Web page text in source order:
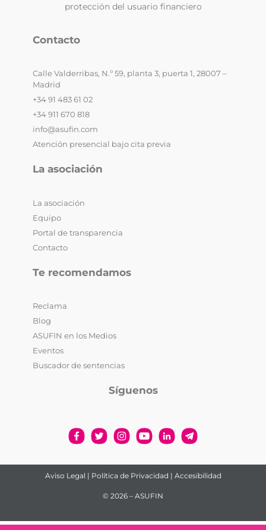
protección del usuario financiero
Contacto
Calle Valderribas, N.º 59, planta 3, puerta 1, 28007 –
Madrid
+34 91 483 61 02
+34 911 670 818
info@asufin.com
Atención presencial bajo cita previa
La asociación
La asociación
Equipo
Portal de transparencia
Contacto
Te recomendamos
Reclama
Blog
ASUFIN en los Medios
Eventos
Buscador de sentencias
Síguenos
Aviso Legal | Política de Privacidad | Accesibilidad
© 2026 – ASUFIN